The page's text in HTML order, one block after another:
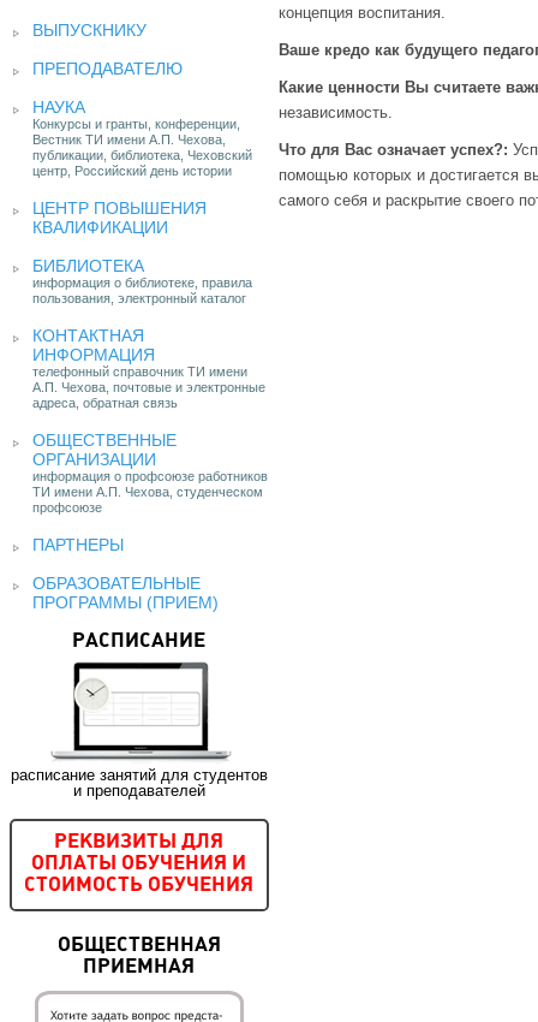
ВЫПУСКНИКУ
ПРЕПОДАВАТЕЛЮ
НАУКА
Конкурсы и гранты, конференции,
Вестник ТИ имени А.П. Чехова,
публикации, библиотека, Чеховский
центр, Российский день истории
ЦЕНТР ПОВЫШЕНИЯ
КВАЛИФИКАЦИИ
БИБЛИОТЕКА
информация о библиотеке, правила
пользования, электронный каталог
КОНТАКТНАЯ
ИНФОРМАЦИЯ
телефонный справочник ТИ имени
А.П. Чехова, почтовые и электронные
адреса, обратная связь
ОБЩЕСТВЕННЫЕ
ОРГАНИЗАЦИИ
информация о профсоюзе работников
ТИ имени А.П. Чехова, студенческом
профсоюзе
ПАРТНЕРЫ
ОБРАЗОВАТЕЛЬНЫЕ
ПРОГРАММЫ (ПРИЕМ)
РАСПИСАНИЕ
расписание занятий для студентов
и преподавателей
РЕКВИЗИТЫ ДЛЯ
ОПЛАТЫ ОБУЧЕНИЯ И
СТОИМОСТЬ ОБУЧЕНИЯ
ОБЩЕСТВЕННАЯ
ПРИЕМНАЯ
концепция воспитания.
Ваше кредо как будущего
Какие ценности Вы считаете
независимость.
Что для Вас означает успех?:
помощью которых и достигается
самого себя и раскрытие своего